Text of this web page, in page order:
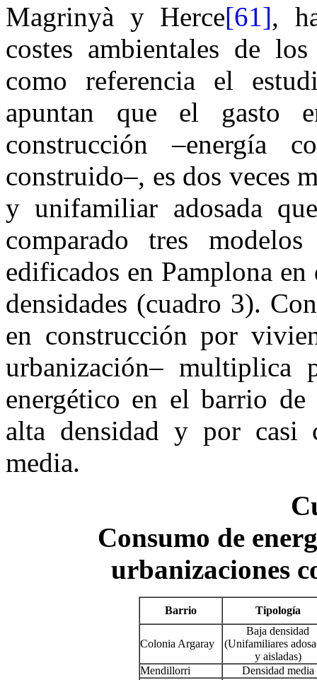
Magrinyà y Herce[61],
costes ambientales de
como referencia el
apuntan que el gasto
construcción –energía
construido–, es dos veces
y unifamiliar adosada
comparado tres
edificados en Pamplona
densidades (cuadro 3).
en construcción por
urbanización– multiplica
energético en el barrio
alta densidad y por casi
media.
Consumo de
urbanizaciones
Barrio Tipología
Colonia Argaray
Baja densidad
(Unifamiliares
y aisladas)
Mendillorri
Densidad media